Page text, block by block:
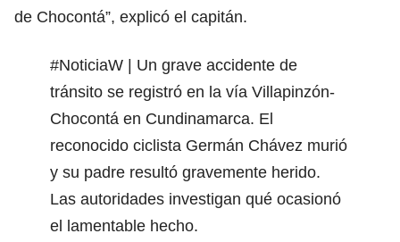
de Chocontá”, explicó el capitán.
#NoticiaW | Un grave accidente de
tránsito se registró en la vía Villapinzón-
Chocontá en Cundinamarca. El
reconocido ciclista Germán Chávez murió
y su padre resultó gravemente herido.
Las autoridades investigan qué ocasionó
el lamentable hecho.